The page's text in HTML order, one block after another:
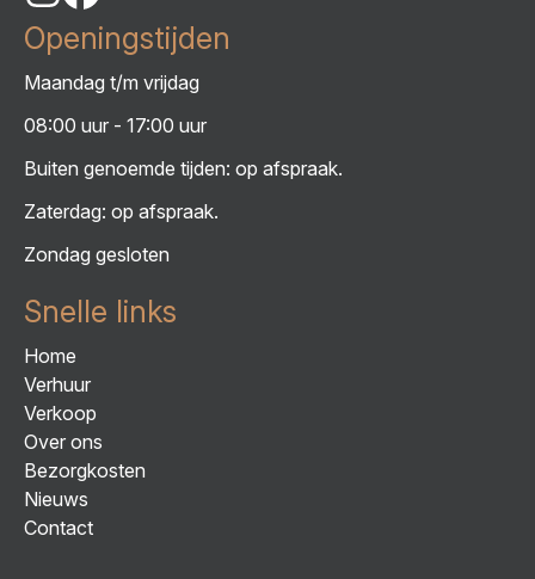
Openingstijden
Maandag t/m vrijdag
08:00 uur - 17:00 uur
Buiten genoemde tijden: op afspraak.
Zaterdag: op afspraak.
Zondag gesloten
Snelle links
Home
Verhuur
Verkoop
Over ons
Bezorgkosten
Nieuws
Contact